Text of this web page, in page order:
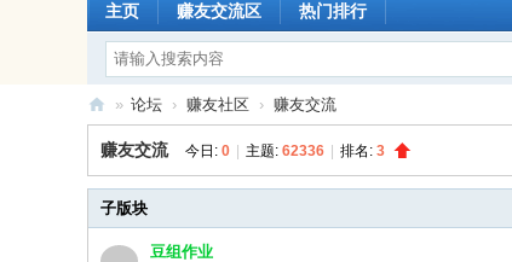
主页 赚友交流区 热门排行
赚
趣
网
» 论坛 › 赚友社区 › 赚友交流
赚友交流 今日: 0 主题: 62336 排名: 3
子版块
豆组作业